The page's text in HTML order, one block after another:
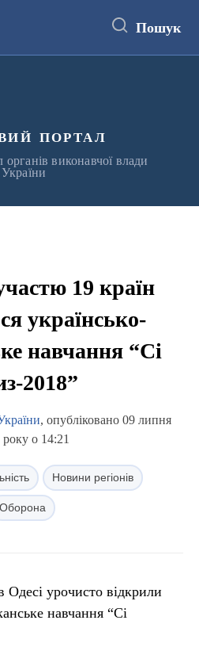
Пошук
портал
виконавчої влади
України
19 країн
українсько-
навчання “Сі
2018”
, опубліковано 09 липня
року о 14:21
Новини регіонів
Оборона
Одесі урочисто відкрили
навчання “Сі